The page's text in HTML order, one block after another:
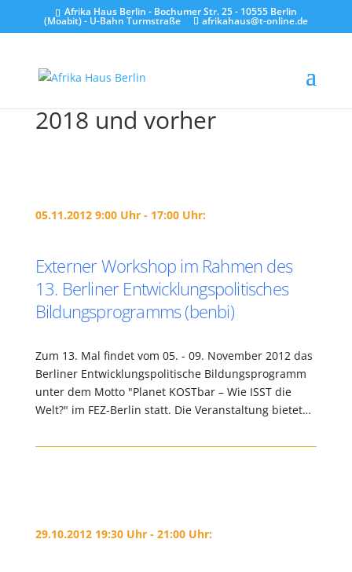
Afrika Haus Berlin - Bochumer Str. 25 - 10555 Berlin
(Moabit) - U-Bahn Turmstraße afrikahaus@t-online.de
2018 und vorher
05.11.2012 9:00 Uhr - 17:00 Uhr:
Externer Workshop im Rahmen des
13. Berliner Entwicklungspolitisches
Bildungsprogramms (benbi)
Zum 13. Mal findet vom 05. - 09. November 2012 das
Berliner Entwicklungspolitische Bildungsprogramm
unter dem Motto "Planet KOSTbar – Wie ISST die
Welt?" im FEZ-Berlin statt. Die Veranstaltung bietet…
29.10.2012 19:30 Uhr - 21:00 Uhr: